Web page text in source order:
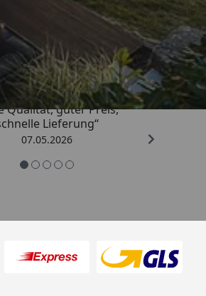
Trusted Shops
4,67/ 5
Qualität, guter Preis,
Lieferung“
07.05.2026